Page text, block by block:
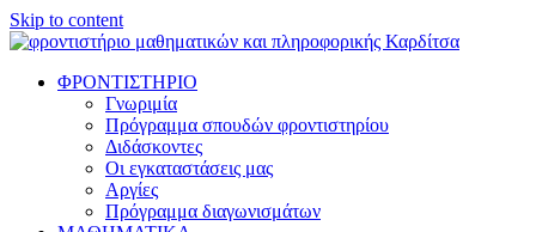
Skip to content
ΦΡΟΝΤΙΣΤΗΡΙΟ
Γνωριμία
Πρόγραμμα σπουδών φροντιστηρίου
Διδάσκοντες
Οι εγκαταστάσεις μας
Αργίες
Πρόγραμμα διαγωνισμάτων